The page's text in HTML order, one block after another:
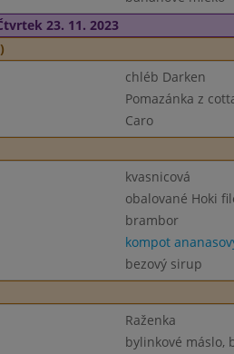
23. 11. 2023
chléb Darken
Pomazánka z
Caro
kvasnicová
obalované Hoki
brambor
kompot
bezový sirup
Raženka
bylinkové máslo,